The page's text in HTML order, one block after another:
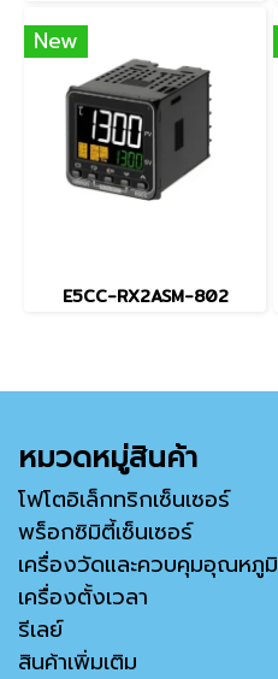
New
E5CC-RX2ASM-802
หมวดหมู่สินค้า
โฟโตอิเล็กทริกเซ็นเซอร์
พร็อกซิมิตี้เซ็นเซอร์
เครื่องวัดและควบคุมอุณหภูมิ
เครื่องตั้งเวลา
รีเลย์
สินค้าเพิ่มเติม